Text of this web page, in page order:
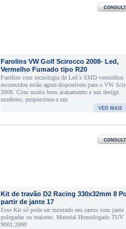
Farolins VW Golf Scirocco 2008- Led,
Vermelho Fumado tipo R20
Farolins com tecnologia de Led´s SMD vermelhos
escurecidos estão agora disponíveis para o VW
2008. Com muito bom acabamento e um design
moderno, proporciona a um
Kit de travão D2 Racing 330x32mm 8
partir de jante 17
Esse Kit só pode ser montado em carros com jante
polegadas ou maiores. Material Homologado TUV
9001:2000